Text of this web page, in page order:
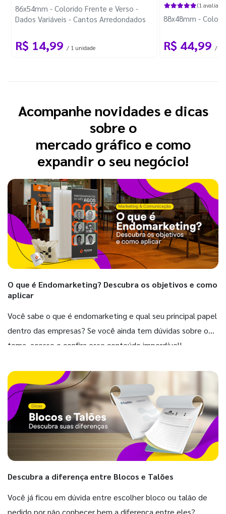
86x54mm - Colorido Frente e Verso -
Dados Variáveis - Cantos Arredondados
R$ 14,99 / 1 unidade
(1
88x48mm -
R$ 44,99 /
Acompanhe novidades e dicas
sobre o
mercado gráfico e como
expandir o seu negócio!
O que é Endomarketing? Descubra os objetivos e como
aplicar
Você sabe o que é endomarketing e qual seu principal papel
dentro das empresas? Se você ainda tem dúvidas sobre o
tema, acesse e confira esse conteúdo imperdível!
Descubra a diferença entre Blocos e Talões
Você já ficou em dúvida entre escolher bloco ou talão de
pedido por não conhecer bem a diferença entre eles?